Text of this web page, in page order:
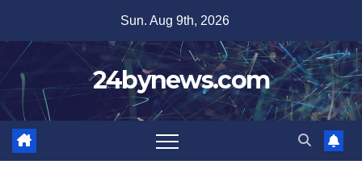
content
Sun. Aug 9th, 2026
24bynews.com